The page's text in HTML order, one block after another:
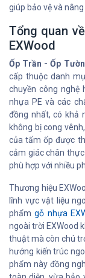
giúp bảo vệ và
Tổng quan
EXWood
Ốp Trần - Ốp
cấp thuộc danh
chuyền công
nhựa PE và các
đồng nhất, có khả
không bị cong
của tấm ốp được
cảm giác chân
phù hợp với nhiều
Thương hiệu
lĩnh vực vật liệu
phẩmgỗ nhựa
ngoài trời EXWood
thuật mà còn chú
hướng kiến trúc
phẩm này đồng